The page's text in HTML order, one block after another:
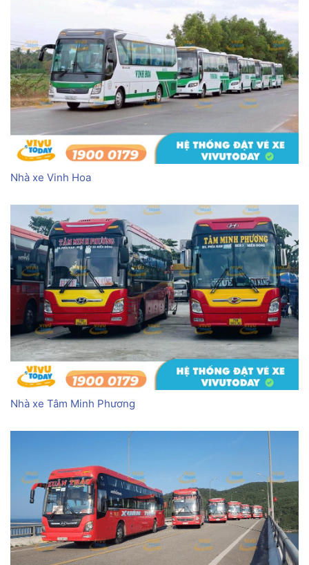
Nhà xe Vinh Hoa
Nhà xe Tâm Minh Phương